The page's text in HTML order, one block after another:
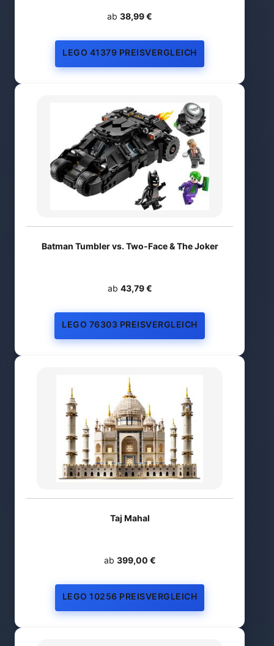
ab 38,99 €
LEGO 41379 PREISVERGLEICH
Batman Tumbler vs. Two-Face & The Joker
ab 43,79 €
LEGO 76303 PREISVERGLEICH
Taj Mahal
ab 399,00 €
LEGO 10256 PREISVERGLEICH